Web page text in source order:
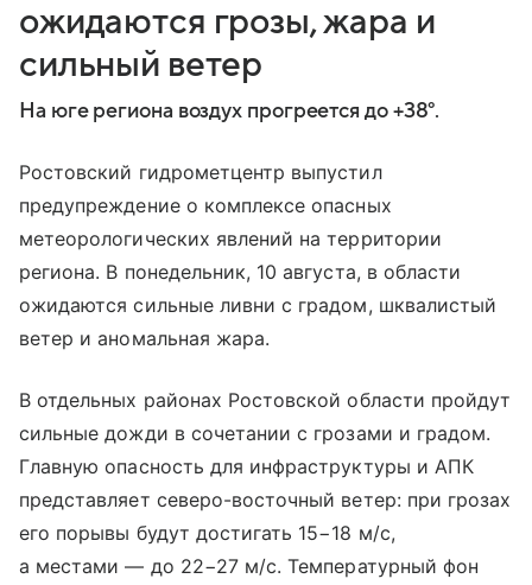
ожидаются грозы, жара и
сильный ветер
На юге региона воздух прогреется до +38°.
Ростовский гидрометцентр выпустил
предупреждение о комплексе опасных
метеорологических явлений на территории
региона. В понедельник, 10 августа, в области
ожидаются сильные ливни с градом, шквалистый
ветер и аномальная жара.
В отдельных районах Ростовской области пройдут
сильные дожди в сочетании с грозами и градом.
Главную опасность для инфраструктуры и АПК
представляет северо-восточный ветер: при грозах
его порывы будут достигать 15−18 м/с,
а местами — до 22−27 м/с. Температурный фон